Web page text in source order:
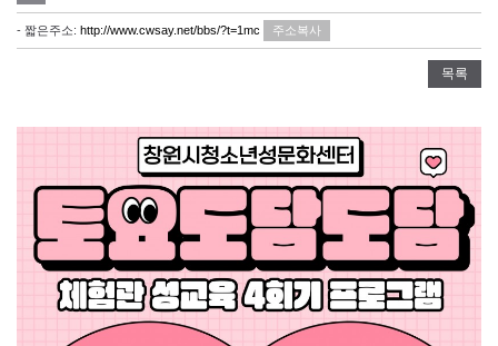
- 짧은주소: http://www.cwsay.net/bbs/?t=1mc 주소복사
목록